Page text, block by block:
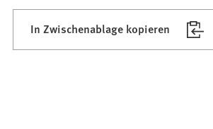
In Zwischenablage kopieren